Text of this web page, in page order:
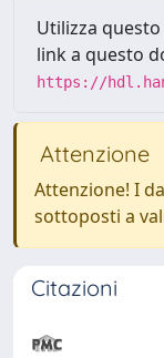
Utilizza
link a questo
https://
Attenzione
Attenzione! I
sottoposti a
Citazioni